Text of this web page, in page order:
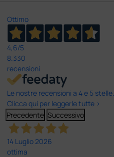
Ottimo
4,6/5
8.330
recensioni
Le nostre recensioni a 4 e 5 stelle.
Clicca qui per leggerle tutte >
Precedente Successivo
14 Luglio 2026
ottima